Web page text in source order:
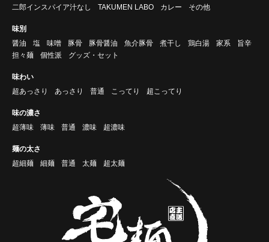
二郎インスパイア汁なし
TAKUMEN LABO カレー その他
味別
醤油
塩 味噌 豚骨 豚骨醤油 魚介豚骨 煮干し 鶏白湯 家系
旨辛
担々麺
個性派 グッズ・セット
味わい
超あっさり
あっさり 普通 こってり 超こってり
味の濃さ
超薄味
薄味 普通 濃味 超濃味
麺の太さ
超細麺
細麺 普通 太麺 超太麺